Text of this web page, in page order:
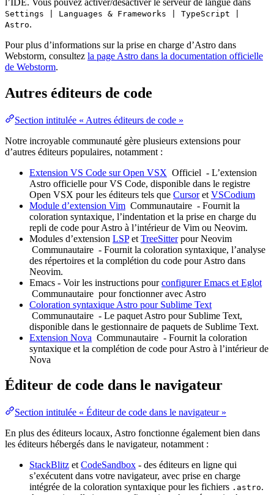
Settings | Languages & Frameworks | TypeScript |
Astro.
Pour plus d’informations sur la prise en charge d’Astro dans
Webstorm, consultez la page Astro dans la documentation officielle
de Webstorm.
Autres éditeurs de code
Section intitulée « Autres éditeurs de code »
Notre incroyable communauté gère plusieurs extensions pour
d’autres éditeurs populaires, notamment :
Extension VS Code sur Open VSX Officiel - L’extension
Astro officielle pour VS Code, disponible dans le registre
Open VSX pour les éditeurs tels que Cursoret VSCodium
Module d’extension Vim Communautaire - Fournit la
coloration syntaxique, l’indentation et la prise en charge du
repli de code pour Astro à l’intérieur de Vim ou Neovim.
Modules d’extension LSPet TreeSitterpour Neovim
Communautaire - Fournit la coloration syntaxique, l’analyse
des répertoires et la complétion du code pour Astro dans
Neovim.
Emacs - Voir les instructions pourconfigurer Emacs et Eglot
Communautaire pour fonctionner avec Astro
Coloration syntaxique Astro pour Sublime Text
Communautaire - Le paquet Astro pour Sublime Text,
disponible dans le gestionnaire de paquets de Sublime Text.
Extension Nova Communautaire - Fournit la coloration
syntaxique et la complétion de code pour Astro à l’intérieur de
Nova
Éditeur de code dans le navigateur
Section intitulée « Éditeur de code dans le navigateur »
En plus des éditeurs locaux, Astro fonctionne également bien dans
les éditeurs hébergés dans le navigateur, notamment :
StackBlitz et CodeSandbox - des éditeurs en ligne qui
s’exécutent dans votre navigateur, avec prise en charge
intégrée de la coloration syntaxique pour les fichiers .astro.